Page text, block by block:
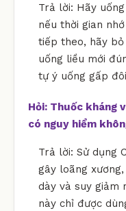
Trả lời: Hãy
nếu thời gian
tiếp theo, hãy
uống liều mới
tự ý uống gấp
Hỏi: Thuốc kháng
có nguy hiểm
Trả lời: Sử dụng
gây loãng
dày và suy giảm
này chỉ được